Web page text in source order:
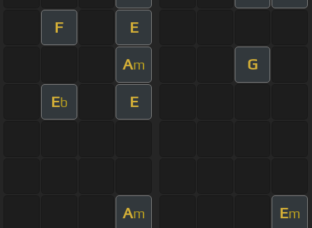
F E
Am G
Eb E
Am Em